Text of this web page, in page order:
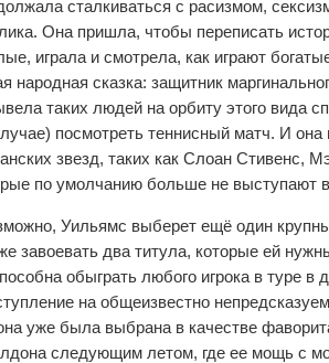
сталкиваться с расизмом,
Она пришла, чтобы переписать
играла и смотрела, как играют
народная сказка: защитник
таких людей на орбиту этого вида
посмотреть теннисный матч. И
звезд, таких как Слоан Стивенс,
по умолчанию больше не выступают
Уильямс выберет ещё один
завоевать два титула, которые ей
обыграть любого игрока в туре
на общеизвестно
уже была выбрана в качестве
следующим летом, где ее мощь с